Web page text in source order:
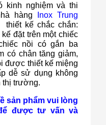
kinh nghiệm và thi
hàng
Inox Trung
kế chắc chắn:
đặt trên một chiếc
nồi có gắn ba
có chân tăng giảm,
được thiết kế miệng
dễ sử dụng không
thị trường.
sản phẩm vui lòng
được tư vấn và